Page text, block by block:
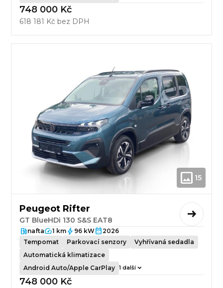
748 000 Kč
618 181 Kč bez DPH
15
Peugeot Rifter
GT BlueHDi 130 S&S EAT8
nafta 1 km 96 kW
2026
Tempomat
Parkovací senzory
Vyhřívaná sedadla
Automatická klimatizace
Android Auto/Apple CarPlay
1 další
748 000 Kč